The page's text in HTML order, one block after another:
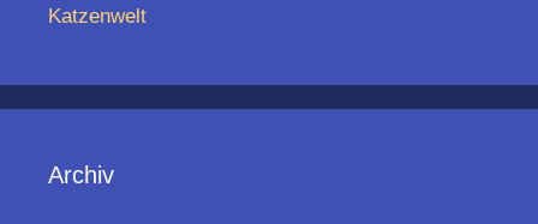
Katzenwelt
Archiv